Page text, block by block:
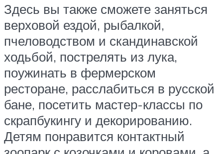
Здесь вы также сможете заняться
верховой ездой, рыбалкой,
пчеловодством и скандинавской
ходьбой, пострелять из лука,
поужинать в фермерском
ресторане, расслабиться в русской
бане, посетить мастер-классы по
скрапбукингу и декорированию.
Детям понравится контактный